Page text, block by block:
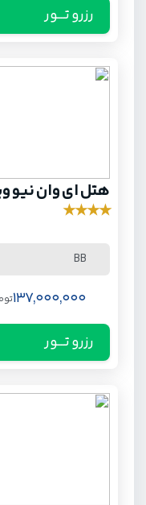
رزرو تـــور
هتل ای وان نیو
★
★
★
★
BB
137,000,000
رزرو تـــور